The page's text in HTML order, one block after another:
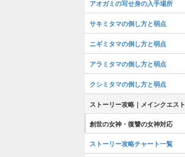
アオガミの写せ身の入手場所
サキミタマの倒し方と弱点
ニギミタマの倒し方と弱点
アラミタマの倒し方と弱点
クシミタマの倒し方と弱点
ストーリー攻略｜メインクエスト
創世の女神・復讐の女神対応
ストーリー攻略チャート一覧